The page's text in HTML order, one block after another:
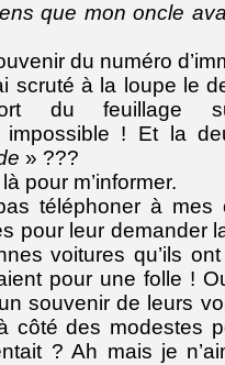
que mon oncle
du numéro
scruté à la loupe le
du feuillage
! Et la
» ???
pour m’informer.
téléphoner à mes
pour leur demander
voitures qu’ils
pour une folle !
souvenir de leurs
côté des modestes
? Ah mais je